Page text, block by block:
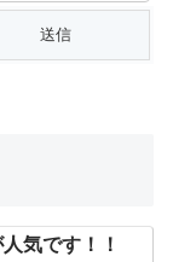
気です！！